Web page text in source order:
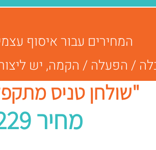
המחירים עבור איסוף
הפעלה / הקמה, יש ליצור קשר
"שולחן טניס
₪ 229 מחיר